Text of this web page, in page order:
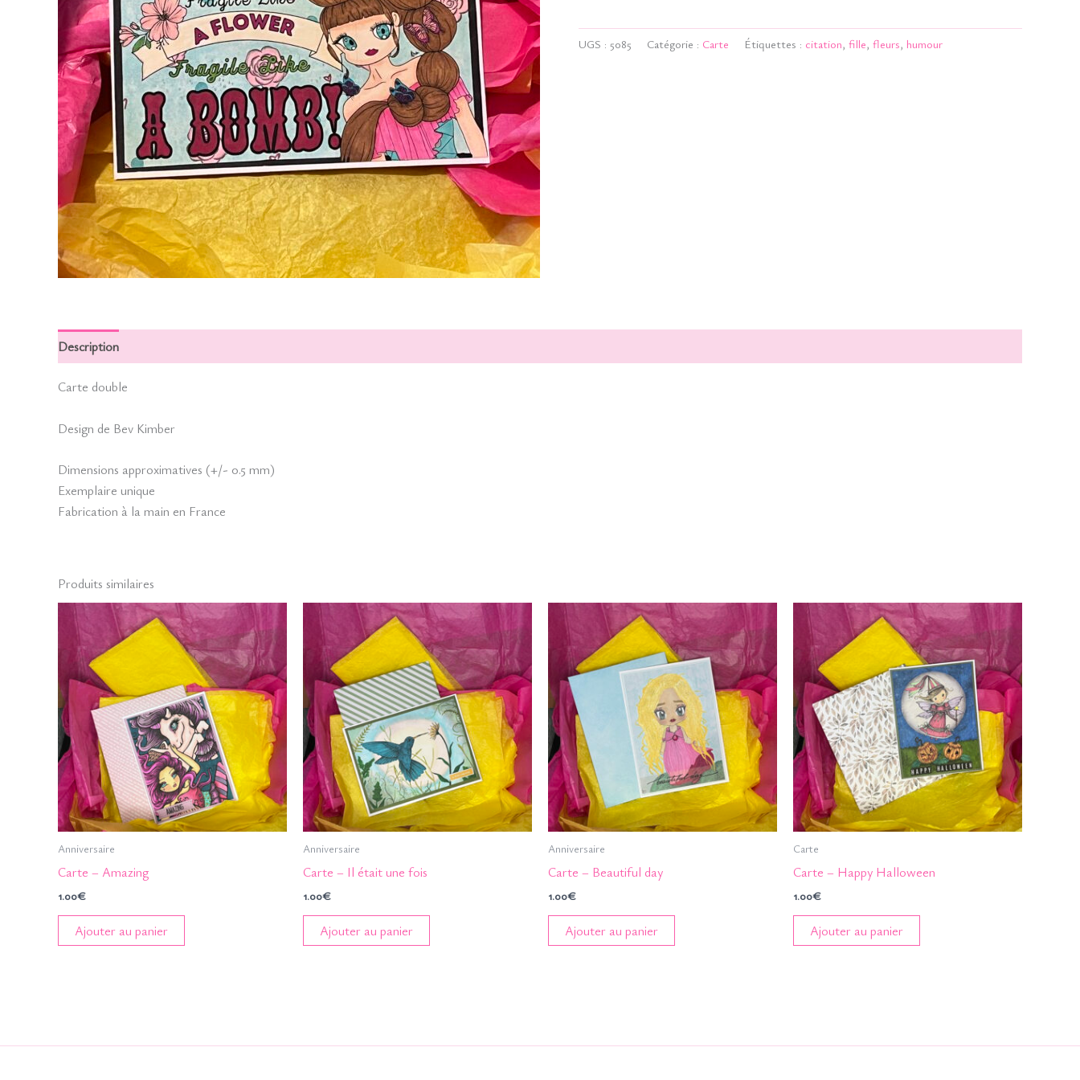
Bomb
UGS : 5085 Catégorie : Carte Étiquettes : citation, fille, fleurs, humour
Description
Carte double
Design de Bev Kimber
Dimensions approximatives (+/- 0.5 mm)
Exemplaire unique
Fabrication à la main en France
Produits similaires
Anniversaire
Carte – Amazing
1.00€
Ajouter au panier
Anniversaire
Carte – Il était une fois
1.00€
Ajouter au panier
Anniversaire
Carte – Beautiful day
1.00€
Ajouter au panier
Carte
Carte – Happy Halloween
1.00€
Ajouter au panier